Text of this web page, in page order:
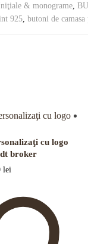
& monograme
925, butoni de camasa
cu logo
broker
lei